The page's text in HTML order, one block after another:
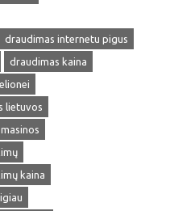
draudimas internetu pigus
draudimas kaina
lietuvos
kaina